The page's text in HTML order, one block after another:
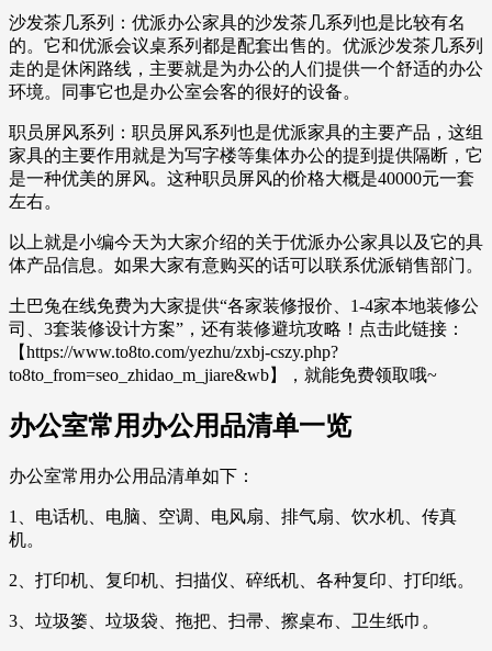
沙发茶几系列：优派办公家具的沙发茶几系列也是比较有名
的。它和优派会议桌系列都是配套出售的。优派沙发茶几系列
走的是休闲路线，主要就是为办公的人们提供一个舒适的办公
环境。同事它也是办公室会客的很好的设备。
职员屏风系列：职员屏风系列也是优派家具的主要产品，这组
家具的主要作用就是为写字楼等集体办公的提到提供隔断，它
是一种优美的屏风。这种职员屏风的价格大概是40000元一套
左右。
以上就是小编今天为大家介绍的关于优派办公家具以及它的具
体产品信息。如果大家有意购买的话可以联系优派销售部门。
土巴兔在线免费为大家提供“各家装修报价、1-4家本地装修公
司、3套装修设计方案”，还有装修避坑攻略！点击此链接：
【https://www.to8to.com/yezhu/zxbj-cszy.php?
to8to_from=seo_zhidao_m_jiare&wb】，就能免费领取哦~
办公室常用办公用品清单一览
办公室常用办公用品清单如下：
1、电话机、电脑、空调、电风扇、排气扇、饮水机、传真
机。
2、打印机、复印机、扫描仪、碎纸机、各种复印、打印纸。
3、垃圾篓、垃圾袋、拖把、扫帚、擦桌布、卫生纸巾。